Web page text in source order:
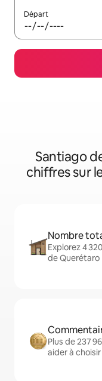
Départ
Santiago
chiffres sur
Nombre
Explorez 4
de Querétaro
Plus de 237
aider à choisir